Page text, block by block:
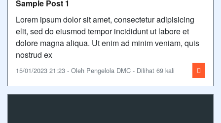
Sample Post 1
Lorem ipsum dolor sit amet, consectetur adipisicing
elit, sed do eiusmod tempor incididunt ut labore et
dolore magna aliqua. Ut enim ad minim veniam, quis
nostrud ex
15/01/2023 21:23 - Oleh Pengelola DMC - Dilihat 69 kali